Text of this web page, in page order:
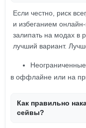
Если честно, риск
и избеганием
залипать на модах в
лучший вариант.
в оффлайне или на
Как правильно
сейвы?